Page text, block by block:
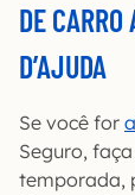
DE
D’AJUDA
Se você for
Seguro,
temporada,